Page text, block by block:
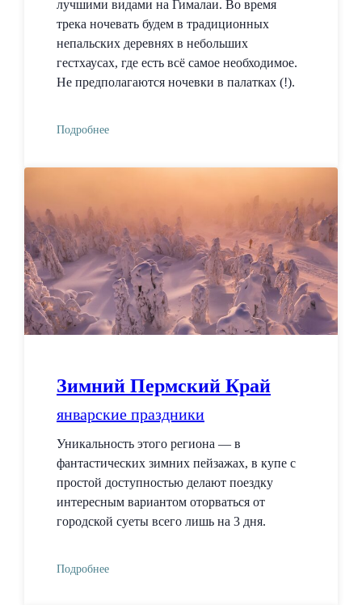
лучшими видами на Гималаи. Во время
трека ночевать будем в традиционных
непальских деревнях в небольших
гестхаусах, где есть всё самое необходимое.
Не предполагаются ночевки в палатках (!).
Подробнее
Зимний Пермский Край
январские праздники
Уникальность этого региона — в
фантастических зимних пейзажах, в купе с
простой доступностью делают поездку
интересным вариантом оторваться от
городской суеты всего лишь на 3 дня.
Подробнее